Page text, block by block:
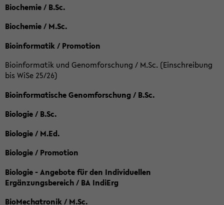
Biochemie / B.Sc.
Biochemie / M.Sc.
Bioinformatik / Promotion
Bioinformatik und Genomforschung / M.Sc. (Einschreibung
bis WiSe 25/26)
Bioinformatische Genomforschung / B.Sc.
Biologie / B.Sc.
Biologie / M.Ed.
Biologie / Promotion
Biologie - Angebote für den Individuellen
Ergänzungsbereich / BA IndiErg
BioMechatronik / M.Sc.